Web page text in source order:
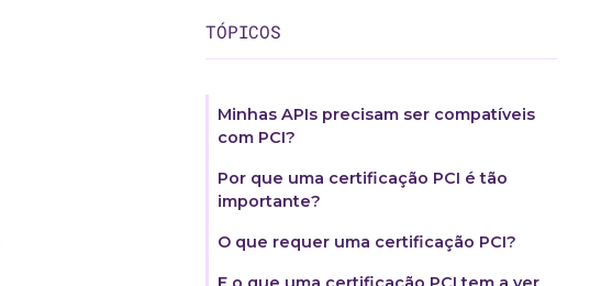
TÓPICOS
Minhas APIs precisam ser compatíveis
com PCI?
Por que uma certificação PCI é tão
importante?‍
O que requer uma certificação PCI?‍